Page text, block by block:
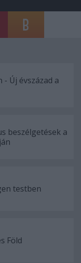
Új évszázad a
beszélgetések a
testben
Föld